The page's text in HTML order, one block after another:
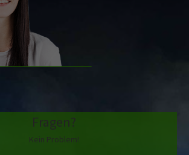
Fragen?
Kein Problem!